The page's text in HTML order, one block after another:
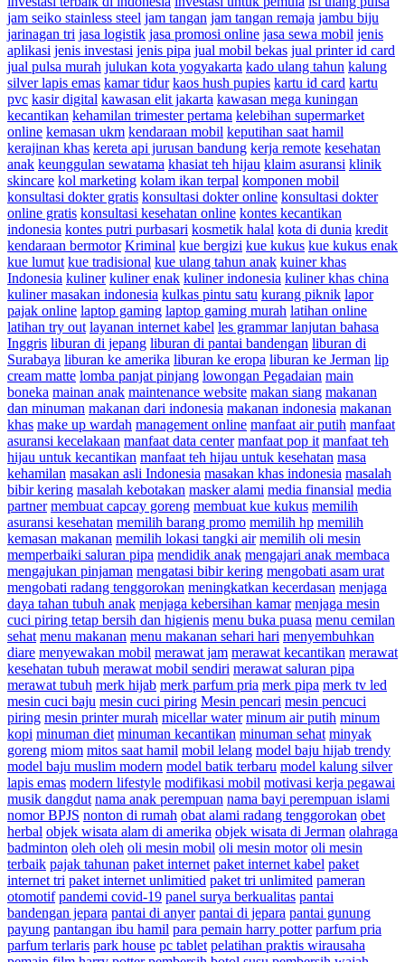
jam seiko stainless steel jam tangan jam tangan remaja jambu biju
jarinagan tri jasa logistik jasa promosi online jasa sewa mobil jenis
aplikasi jenis investasi jenis pipa jual mobil bekas jual printer id card
jual pulsa murah julukan kota yogyakarta kado ulang tahun kalung
silver lapis emas kamar tidur kaos hush pupies kartu id card kartu
pvc kasir digital kawasan elit jakarta kawasan mega kuningan
kecantikan kehamilan trimester pertama kelebihan supermarket
online kemasan ukm kendaraan mobil keputihan saat hamil
kerajinan khas kereta api jurusan bandung kerja remote kesehatan
anak keunggulan sewatama khasiat teh hijau klaim asuransi klinik
skincare kol marketing kolam ikan terpal komponen mobil
konsultasi dokter gratis konsultasi dokter online konsultasi dokter
online gratis konsultasi kesehatan online kontes kecantikan
indonesia kontes putri purbasari kosmetik halal kota di dunia kredit
kendaraan bermotor Kriminal kue bergizi kue kukus kue kukus enak
kue lumut kue tradisional kue ulang tahun anak kuiner khas
Indonesia kuliner kuliner enak kuliner indonesia kuliner khas china
kuliner masakan indonesia kulkas pintu satu kurang piknik lapor
pajak online laptop gaming laptop gaming murah latihan online
latihan try out layanan internet kabel les grammar lanjutan bahasa
Inggris liburan di jepang liburan di pantai bandengan liburan di
Surabaya liburan ke amerika liburan ke eropa liburan ke Jerman lip
cream matte lomba panjat pinjang lowongan Pegadaian main
boneka mainan anak maintenance website makan siang makanan
dan minuman makanan dari indonesia makanan indonesia makanan
khas make up wardah management online manfaat air putih manfaat
asuransi kecelakaan manfaat data center manfaat pop it manfaat teh
hijau untuk kecantikan manfaat teh hijau untuk kesehatan masa
kehamilan masakan asli Indonesia masakan khas indonesia masalah
bibir kering masalah kebotakan masker alami media finansial media
partner membuat capcay goreng membuat kue kukus memilih
asuransi kesehatan memilih barang promo memilih hp memilih
kemasan makanan memilih lokasi tangki air memilih oli mesin
memperbaiki saluran pipa mendidik anak mengajari anak membaca
mengajukan pinjaman mengatasi bibir kering mengobati asam urat
mengobati radang tenggorokan meningkatkan kecerdasan menjaga
daya tahan tubuh anak menjaga kebersihan kamar menjaga mesin
cuci piring tetap bersih dan higienis menu buka puasa menu cemilan
sehat menu makanan menu makanan sehari hari menyembuhkan
diare menyewakan mobil merawat jam merawat kecantikan merawat
kesehatan tubuh merawat mobil sendiri merawat saluran pipa
merawat tubuh merk hijab merk parfum pria merk pipa merk tv led
mesin cuci baju mesin cuci piring Mesin pencari mesin pencuci
piring mesin printer murah micellar water minum air putih minum
kopi minuman diet minuman kecantikan minuman sehat minyak
goreng miom mitos saat hamil mobil lelang model baju hijab trendy
model baju muslim modern model batik terbaru model kalung silver
lapis emas modern lifestyle modifikasi mobil motivasi kerja pegawai
musik dangdut nama anak perempuan nama bayi perempuan islami
nomor BPJS nonton di rumah obat alami radang tenggorokan obet
herbal objek wisata alam di amerika objek wisata di Jerman olahraga
badminton oleh oleh oli mesin mobil oli mesin motor oli mesin
terbaik pajak tahunan paket internet paket internet kabel paket
internet tri paket internet unlimitied paket tri unlimited pameran
otomotif pandemi covid-19 panel surya berkualitas pantai
bandengan jepara pantai di anyer pantai di jepara pantai gunung
payung pantangan ibu hamil para pemain harry potter parfum pria
parfum terlaris park house pc tablet pelatihan praktis wirausaha